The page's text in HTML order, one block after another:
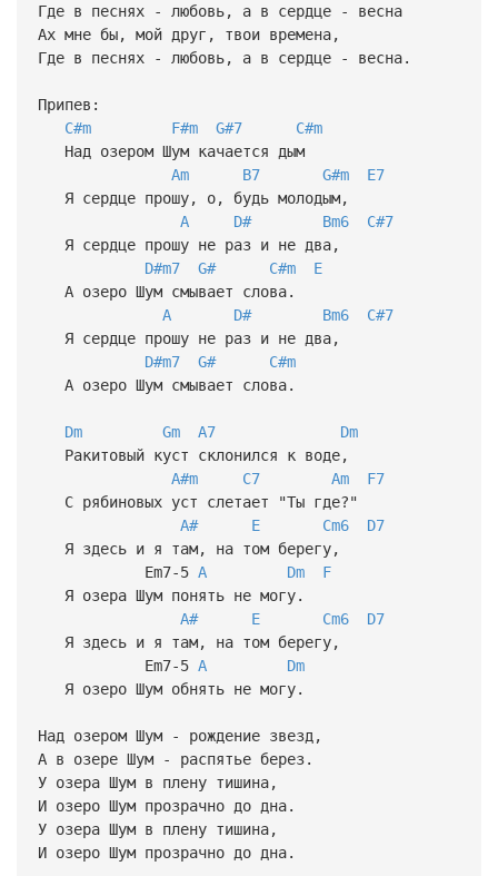
Где в песнях - любовь, а в сердце - весна
Ах мне бы, мой друг, твои времена,
Где в песнях - любовь, а в сердце - весна.
Припев:
C#m
F#m G#7
C#m
Над озером Шум качается дым
Am
B7 G#m
E7
Я сердце прошу, о, будь молодым,
A
D# Bm6
C#7
Я сердце прошу не раз и не два,
D#m7
G# C#m
E
А озеро Шум смывает слова.
A
D# Bm6
C#7
Я сердце прошу не раз и не два,
D#m7
G#
C#m
А озеро Шум смывает слова.
Dm Gm A7
Dm
Ракитовый куст склонился к воде,
A#m
C7 Am
F7
С рябиновых уст слетает "Ты где?"
A#
E Cm6
D7
Я здесь и я там, на том берегу,
Em7-5 A Dm
F
Я озера Шум понять не могу.
A#
E Cm6
D7
Я здесь и я там, на том берегу,
Em7-5 A
Dm
Я озеро Шум обнять не могу.
Над озером Шум - рождение звезд,
А в озере Шум - распятье берез.
У озера Шум в плену тишина,
И озеро Шум прозрачно до дна.
У озера Шум в плену тишина,
И озеро Шум прозрачно до дна.